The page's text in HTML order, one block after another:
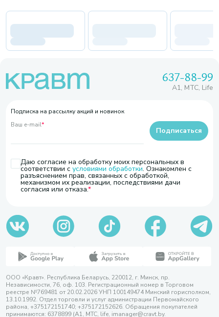
637-88-99
A1, МТС, Life
Подписка на рассылку акций и новинок
Ваш e-mail*
Даю согласие на обработку моих персональных в
соответствии с условиями обработки. Ознакомлен с
разъяснением прав, связанных с обработкой,
механизмом их реализации, последствиями дачи
согласия или отказа.
Подписаться
ООО «Кравт». Республика Беларусь, 220012, г. Минск, пр.
Независимости, 76, оф. 103. Регистрационный номер в Торговом
реестре №769481 от 20.02.2026 УНП 100149474 Минский горисполком,
13.10.1992. Отдел торговли и услуг администрации Первомайского
района, +375172151740; +375172152626. Обращения покупателей
принимаются: 6378899 (А1, МТС, life, imanager@cravt.by.